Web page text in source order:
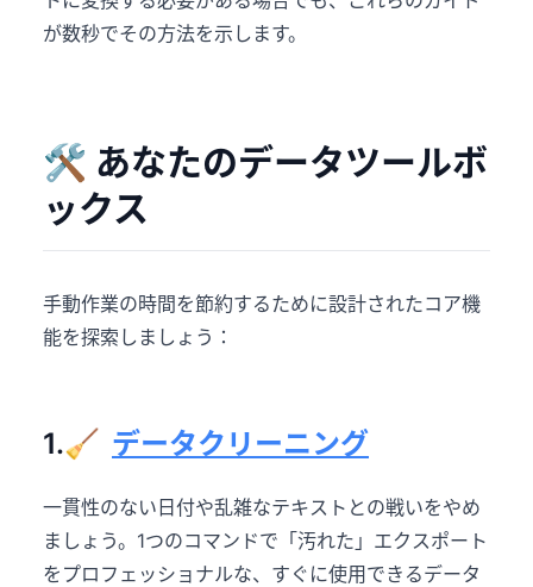
が数秒でその方法を示します。
🛠️ あなたのデータツールボ
ックス
手動作業の時間を節約するために設計されたコア機
能を探索しましょう：
1.🧹 データクリーニング
一貫性のない日付や乱雑なテキストとの戦いをやめ
ましょう。1つのコマンドで「汚れた」エクスポート
をプロフェッショナルな、すぐに使用できるデータ